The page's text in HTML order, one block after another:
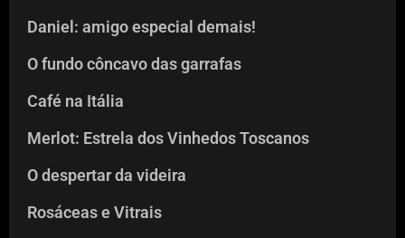
Daniel: amigo especial demais!
O fundo côncavo das garrafas
Café na Itália
Merlot: Estrela dos Vinhedos Toscanos
O despertar da videira
Rosáceas e Vitrais